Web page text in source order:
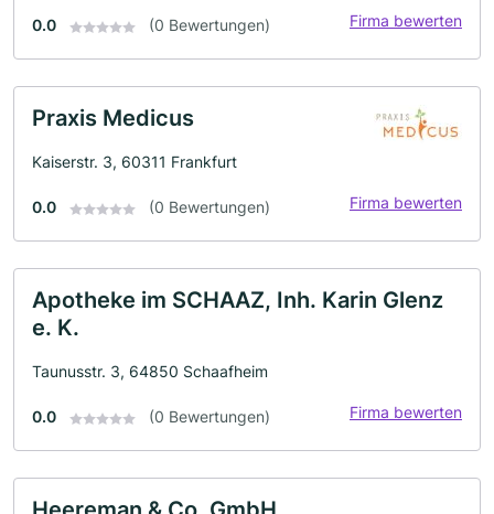
0.0 (0 Bewertungen) Firma bewerten
Praxis Medicus
Kaiserstr. 3, 60311 Frankfurt
0.0 (0 Bewertungen) Firma bewerten
Apotheke im SCHAAZ, Inh. Karin Glenz
e. K.
Taunusstr. 3, 64850 Schaafheim
0.0 (0 Bewertungen) Firma bewerten